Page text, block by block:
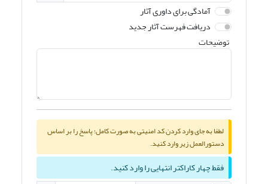
آمادگی برای داوری آثار
دریافت فهرست آثار جدید
توضیحات
لطفا به جای وارد کردن کد امنیتی به صورت کامل؛ پاسخ را بر اساس
دستورالعمل زیر وارد کنید.
فقط چهار کاراکتر انتهایی را وارد کنید.